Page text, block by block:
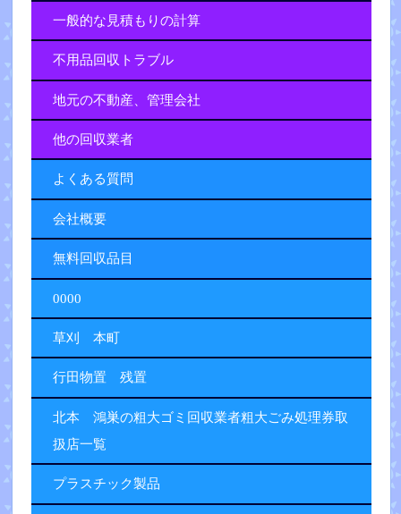
一般的な見積もりの計算
不用品回収トラブル
地元の不動産、管理会社
他の回収業者
よくある質問
会社概要
無料回収品目
0000
草刈 本町
行田物置 残置
北本 鴻巣の粗大ゴミ回収業者粗大ごみ処理券取
扱店一覧
プラスチック製品